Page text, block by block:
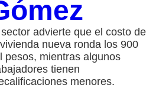
advierte que el costo de
nueva ronda los 900
pesos, mientras algunos
tienen
menores.